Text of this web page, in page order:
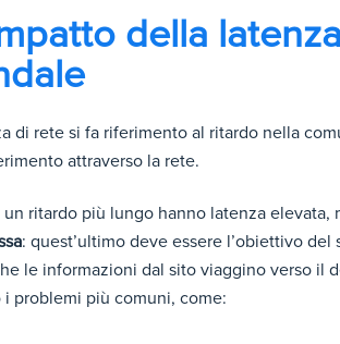
della
di rete si fa riferimento al ritardo nella
attraverso la rete.
un ritardo più lungo hanno latenza
: quest’ultimo deve essere l’obiettivo
le informazioni dal sito viaggino verso il
i problemi più comuni, come: